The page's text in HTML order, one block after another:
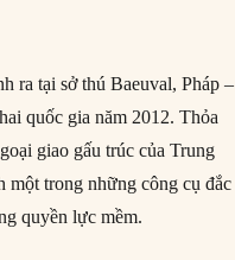
ra tại sở thú Baeuval, Pháp –
quốc gia năm 2012. Thỏa
giao gấu trúc của Trung
một trong những công cụ đắc
quyền lực mềm.